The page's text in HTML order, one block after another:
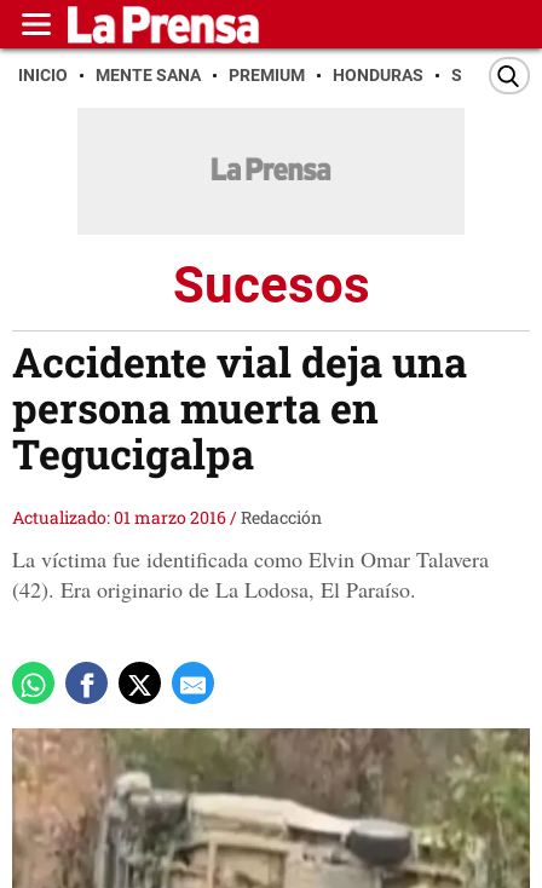
INICIO MENTE SANA PREMIUM HONDURAS SAN PEDRO
Sucesos
Accidente vial deja una
persona muerta en
Tegucigalpa
Actualizado: 01 marzo 2016/Redacción
La víctima fue identificada como Elvin Omar Talavera
(42). Era originario de La Lodosa, El Paraíso.